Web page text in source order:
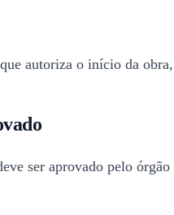
autoriza o início da
ser aprovado pelo